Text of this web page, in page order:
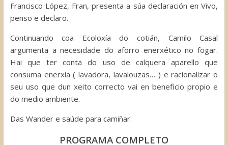
Francisco López, Fran, presenta a súa declaración en Vivo,
penso e declaro.
Continuando coa Ecoloxía do cotián, Camilo Casal
argumenta a necesidade do aforro enerxético no fogar.
Hai que ter conta do uso de calquera aparello que
consuma enerxía ( lavadora, lavalouzas… ) e racionalizar o
seu uso que dun xeito correcto vai en beneficio propio e
do medio ambiente.
Das Wander e saúde para camiñar.
PROGRAMA COMPLETO